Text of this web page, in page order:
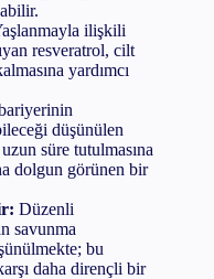
ilişkili
resveratrol, cilt
yardımcı
düşünülen
süre tutulmasına
dolgun görünen bir
Düzenli
savunma
bu
daha dirençli bir